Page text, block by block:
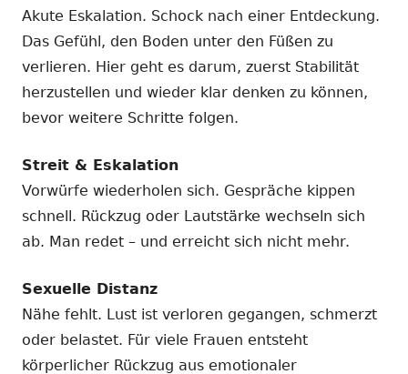
Akute Eskalation. Schock nach einer Entdeckung.
Das Gefühl, den Boden unter den Füßen zu
verlieren. Hier geht es darum, zuerst Stabilität
herzustellen und wieder klar denken zu können,
bevor weitere Schritte folgen.
Streit & Eskalation
Vorwürfe wiederholen sich. Gespräche kippen
schnell. Rückzug oder Lautstärke wechseln sich
ab. Man redet – und erreicht sich nicht mehr.
Sexuelle Distanz
Nähe fehlt. Lust ist verloren gegangen, schmerzt
oder belastet. Für viele Frauen entsteht
körperlicher Rückzug aus emotionaler